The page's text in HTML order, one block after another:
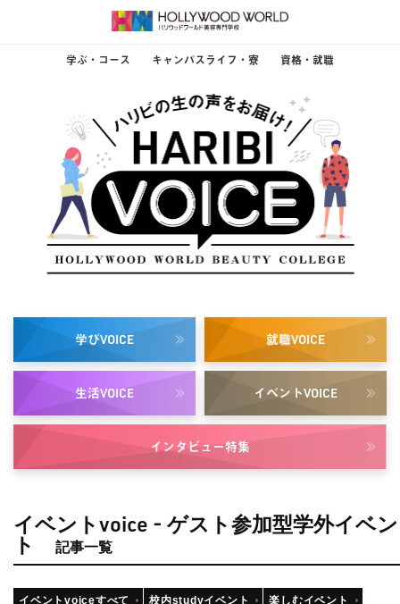
学ぶ・コース キャンパスライフ・寮 資格・就職
学びVOICE 就職VOICE
生活VOICE イベントVOICE
インタビュー特集
イベントvoice - ゲスト参加型学外イベン
ト 記事一覧
イベントvoiceすべて 校内studyイベント 楽しむイベント